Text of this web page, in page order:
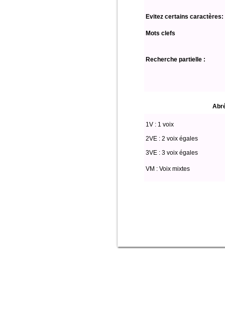
Evitez certains caractères:
Mots clefs
Recherche partielle :
1V : 1 voix
2VE : 2 voix égales
3VE : 3 voix égales
VM : Voix mixtes